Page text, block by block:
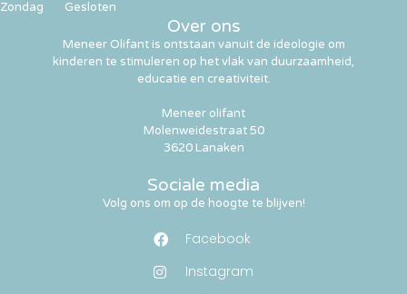
Sociale media
Volg ons om op de hoogte te blijven!
Facebook
Instagram
Over ons
Meneer Olifant is ontstaan vanuit de ideologie om
kinderen te stimuleren op het vlak van duurzaamheid,
educatie en creativiteit.
Meneer olifant
Molenweidestraat 50
3620 Lanaken
Zondag
Gesloten